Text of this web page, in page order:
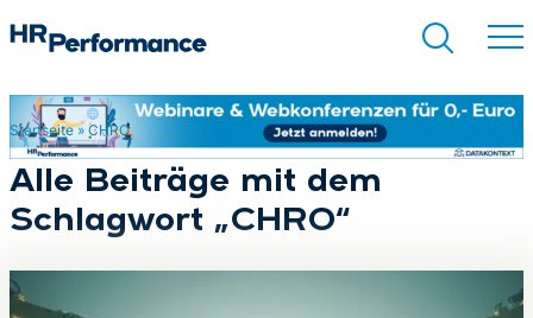
Suchen
Startseite» CHRO
Alle Beiträge mit dem
Schlagwort „CHRO“